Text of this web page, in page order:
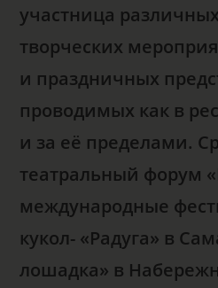
участница
творческих
и праздничных
проводимых как в
и за её пределами.
театральный форум
международные
кукол- «Радуга» в
лошадка» в